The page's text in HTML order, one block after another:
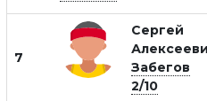
7
Сергей
Забегов
2/10